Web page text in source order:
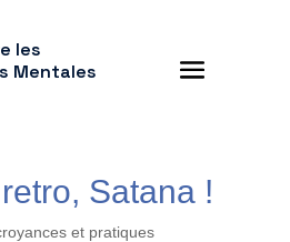
les
Mentales
Satana !
et pratiques